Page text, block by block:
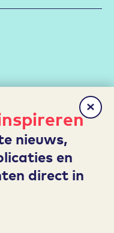
nieuws,
en
direct in